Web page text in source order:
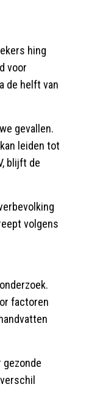
hing
voor
de helft van
gevallen.
leiden tot
blijft de
volgens
factoren
gezonde